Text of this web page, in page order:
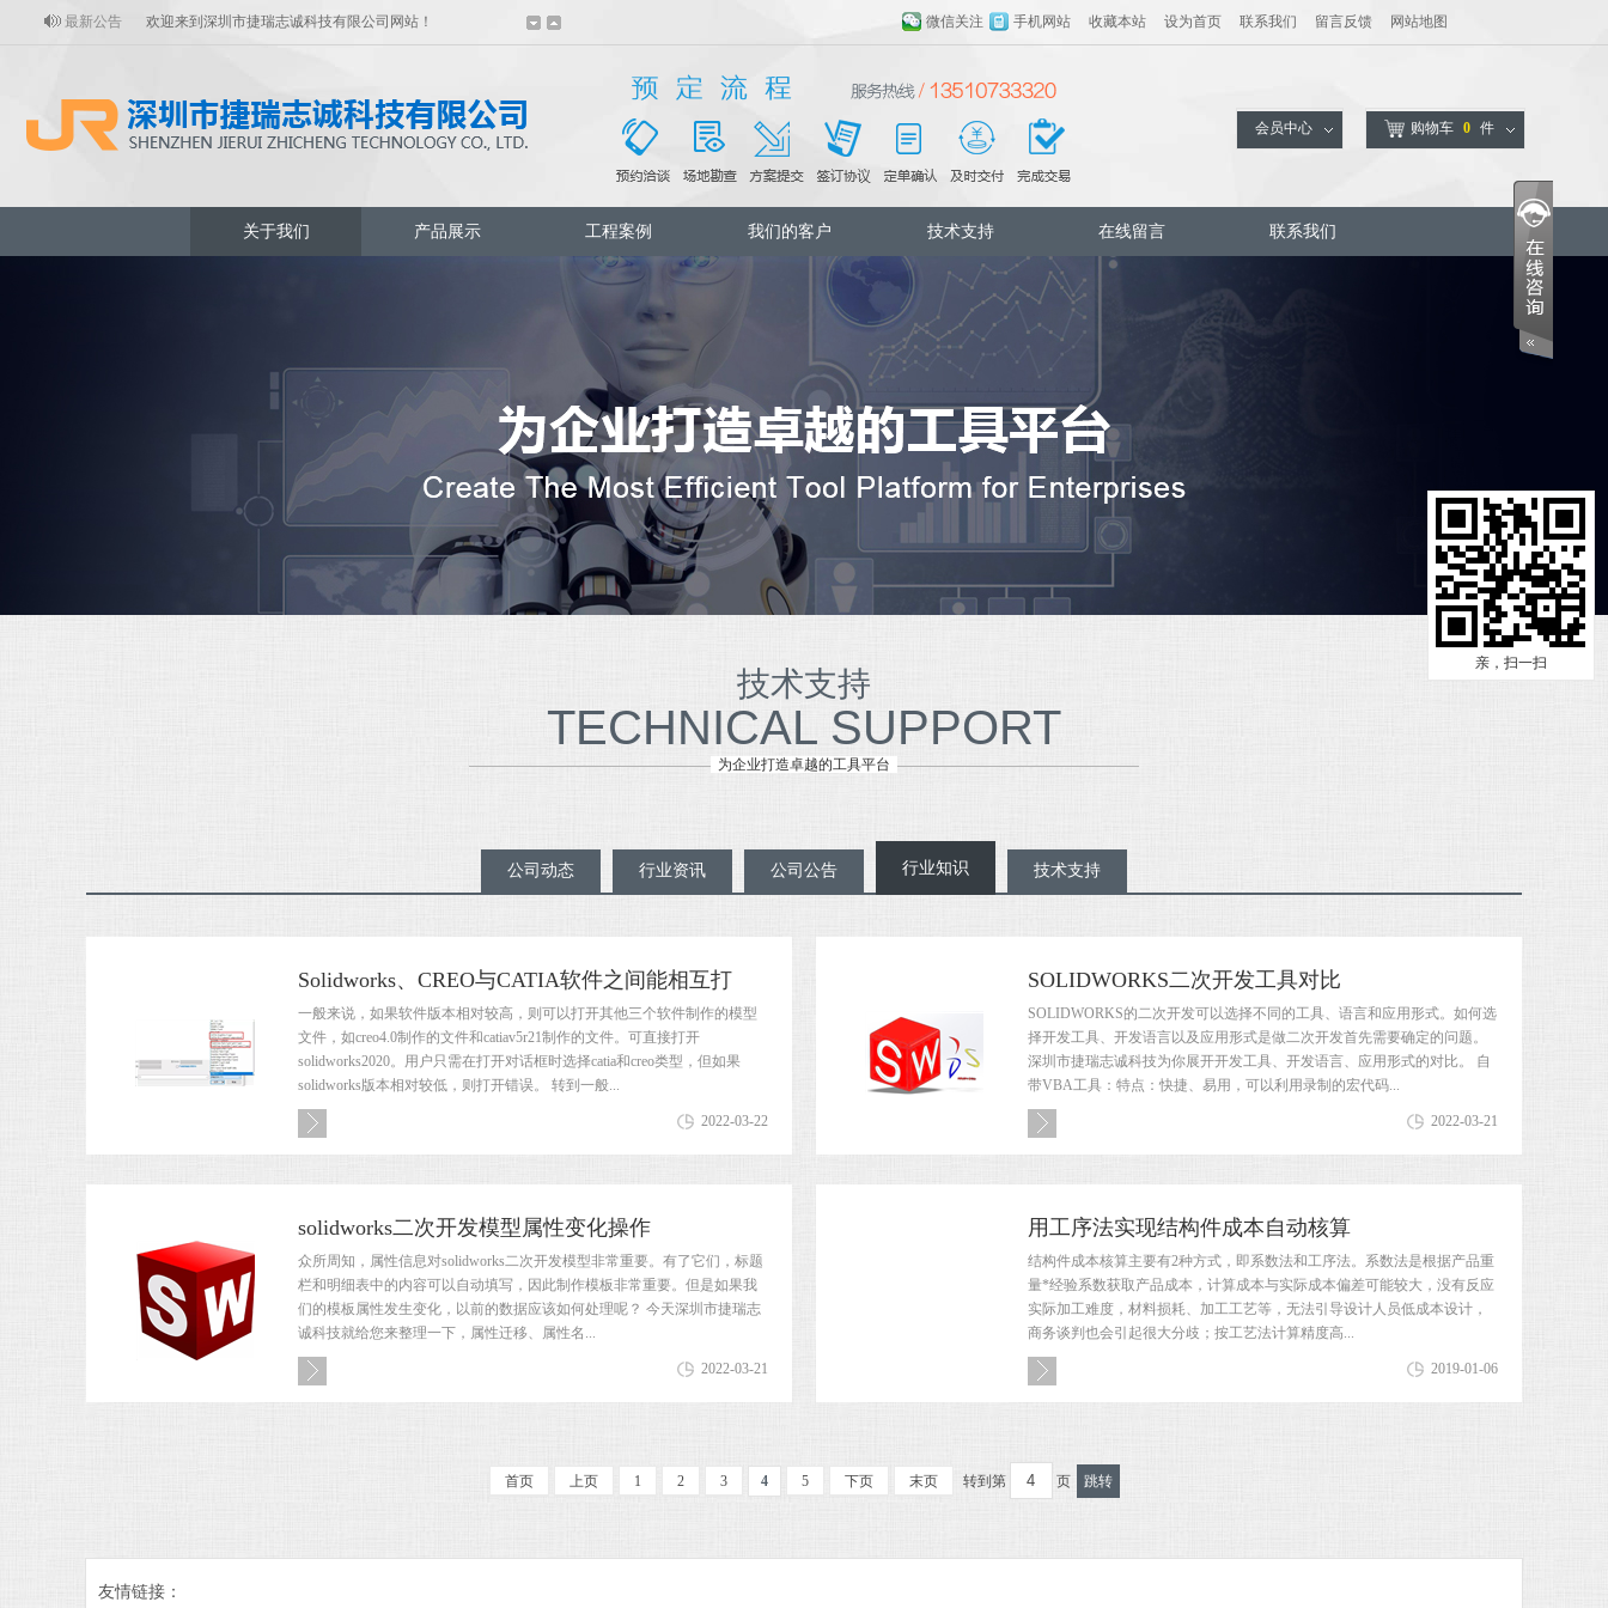
亲，扫一扫
最新公告 欢迎来到深圳市捷瑞志诚科技有限公司网站！ 网站地图
留言反馈
联系我们
设为首页
收藏本站
微信关注 手机网站
购物车 0 件
会员中心
关于我们 产品展示 工程案例 我们的客户 技术支持 在线留言 联系我们
技术支持
TECHNICAL SUPPORT
为企业打造卓越的工具平台
公司动态 行业资讯 公司公告 行业知识 技术支持
Solidworks、CREO与CATIA软件之间能相互打
一般来说，如果软件版本相对较高，则可以打开其他三个软件制作的模型
文件，如creo4.0制作的文件和catiav5r21制作的文件。可直接打开
solidworks2020。用户只需在打开对话框时选择catia和creo类型，但如果
solidworks版本相对较低，则打开错误。 转到一般...
2022-03-22
SOLIDWORKS二次开发工具对比
SOLIDWORKS的二次开发可以选择不同的工具、语言和应用形式。如何选
择开发工具、开发语言以及应用形式是做二次开发首先需要确定的问题。
深圳市捷瑞志诚科技为你展开开发工具、开发语言、应用形式的对比。 自
带VBA工具：特点：快捷、易用，可以利用录制的宏代码...
2022-03-21
solidworks二次开发模型属性变化操作
众所周知，属性信息对solidworks二次开发模型非常重要。有了它们，标题
栏和明细表中的内容可以自动填写，因此制作模板非常重要。但是如果我
们的模板属性发生变化，以前的数据应该如何处理呢？ 今天深圳市捷瑞志
诚科技就给您来整理一下，属性迁移、属性名...
2022-03-21
用工序法实现结构件成本自动核算
结构件成本核算主要有2种方式，即系数法和工序法。系数法是根据产品重
量*经验系数获取产品成本，计算成本与实际成本偏差可能较大，没有反应
实际加工难度，材料损耗、加工工艺等，无法引导设计人员低成本设计，
商务谈判也会引起很大分歧；按工艺法计算精度高...
2019-01-06
首页 上页 1 2 3 4 5 下页 末页 转到第 页
友情链接：